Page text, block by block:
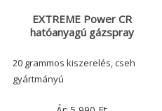
EXTREME Power CR
hatóanyagú gázspray
20 grammos kiszerelés, cseh
gyártmányú